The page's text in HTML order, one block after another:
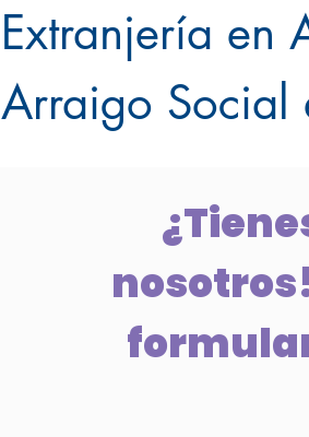
Extranjería en
Arraigo Social